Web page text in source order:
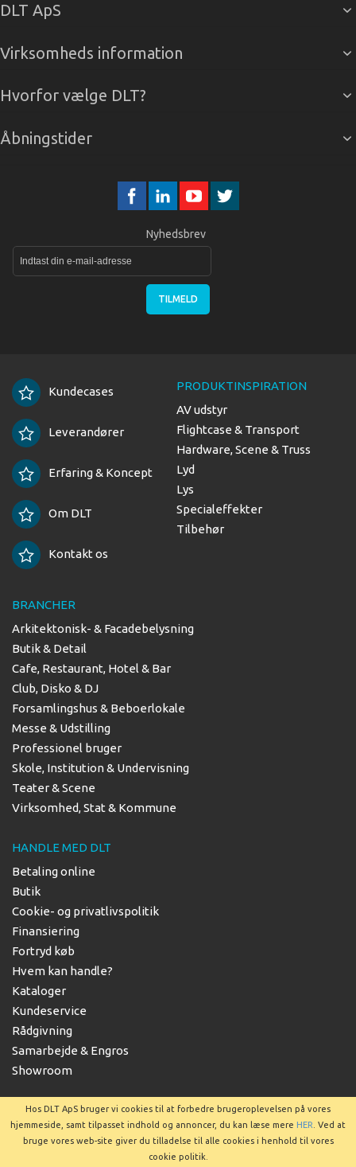
DLT ApS
Virksomheds information
Hvorfor vælge DLT?
Åbningstider
Nyhedsbrev
TILMELD
Kundecases
Leverandører
Erfaring & Koncept
Om DLT
Kontakt os
PRODUKTINSPIRATION
AV udstyr
Flightcase & Transport
Hardware, Scene & Truss
Lyd
Lys
Specialeffekter
Tilbehør
BRANCHER
Arkitektonisk- & Facadebelysning
Butik & Detail
Cafe, Restaurant, Hotel & Bar
Club, Disko & DJ
Forsamlingshus & Beboerlokale
Messe & Udstilling
Professionel bruger
Skole, Institution & Undervisning
Teater & Scene
Virksomhed, Stat & Kommune
HANDLE MED DLT
Betaling online
Butik
Cookie- og privatlivspolitik
Finansiering
Fortryd køb
Hvem kan handle?
Kataloger
Kundeservice
Rådgivning
Samarbejde & Engros
Showroom
Copyright © 2025 DLT ApS
Hos DLT ApS bruger vi cookies til at forbedre brugeroplevelsen på vores
hjemmeside, samt tilpasset indhold og annoncer, du kan læse mere HER . Ved at
bruge vores web-site giver du tilladelse til alle cookies i henhold til vores
cookie politik.